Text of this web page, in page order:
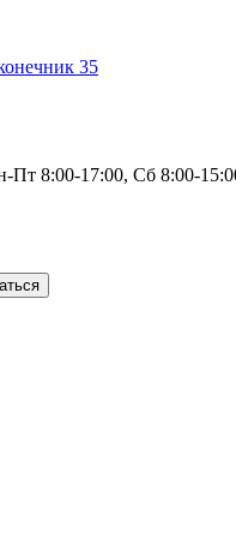
35
Пт 8:00-17:00, Сб 8:00-